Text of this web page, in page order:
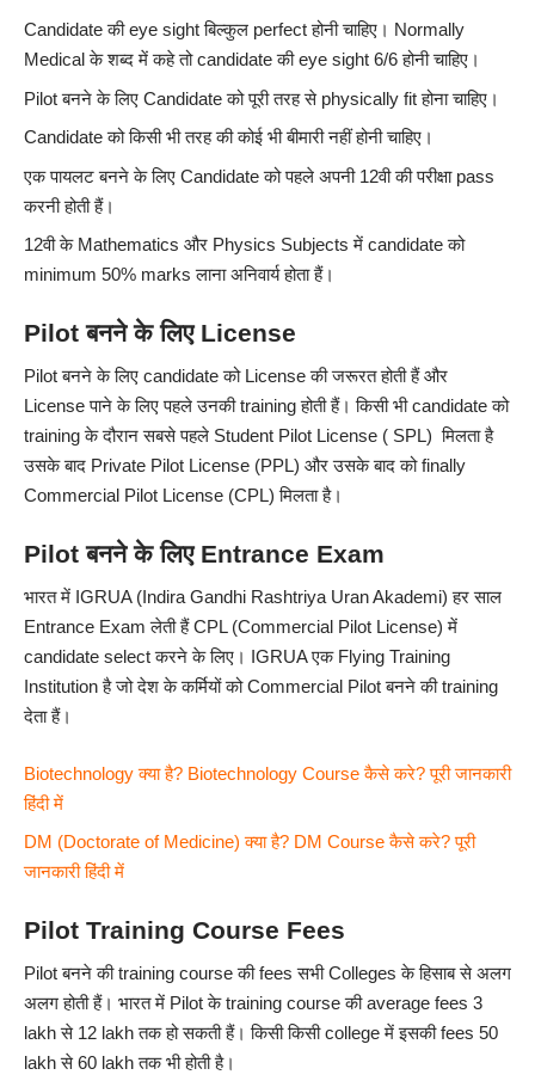
Candidate की eye sight बिल्कुल perfect होनी चाहिए। Normally
Medical के शब्द में कहे तो candidate की eye sight 6/6 होनी चाहिए।
Pilot बनने के लिए Candidate को पूरी तरह से physically fit होना चाहिए।
Candidate को किसी भी तरह की कोई भी बीमारी नहीं होनी चाहिए।
एक पायलट बनने के लिए Candidate को पहले अपनी 12वी की परीक्षा pass
करनी होती हैं।
12वी के Mathematics और Physics Subjects में candidate को
minimum 50% marks लाना अनिवार्य होता हैं।
Pilot बनने के लिए License
Pilot बनने के लिए candidate को License की जरूरत होती हैं और
License पाने के लिए पहले उनकी training होती हैं। किसी भी candidate को
training के दौरान सबसे पहले Student Pilot License ( SPL) मिलता है
उसके बाद Private Pilot License (PPL) और उसके बाद को finally
Commercial Pilot License (CPL) मिलता है।
Pilot बनने के लिए Entrance Exam
भारत में IGRUA (Indira Gandhi Rashtriya Uran Akademi) हर साल
Entrance Exam लेती हैं CPL (Commercial Pilot License) में
candidate select करने के लिए। IGRUA एक Flying Training
Institution है जो देश के कर्मियों को Commercial Pilot बनने की training
देता हैं।
Biotechnology क्या है? Biotechnology Course कैसे करे? पूरी जानकारी
हिंदी में
DM (Doctorate of Medicine) क्या है? DM Course कैसे करे? पूरी
जानकारी हिंदी में
Pilot Training Course Fees
Pilot बनने की training course की fees सभी Colleges के हिसाब से अलग
अलग होती हैं। भारत में Pilot के training course की average fees 3
lakh से 12 lakh तक हो सकती हैं। किसी किसी college में इसकी fees 50
lakh से 60 lakh तक भी होती है।